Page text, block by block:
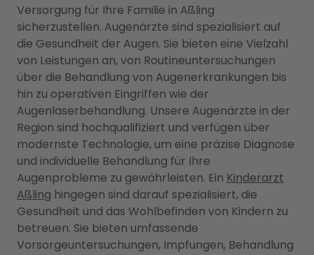
Versorgung für Ihre Familie in Aßling
sicherzustellen. Augenärzte sind spezialisiert auf
die Gesundheit der Augen. Sie bieten eine Vielzahl
von Leistungen an, von Routineuntersuchungen
über die Behandlung von Augenerkrankungen bis
hin zu operativen Eingriffen wie der
Augenlaserbehandlung. Unsere Augenärzte in der
Region sind hochqualifiziert und verfügen über
modernste Technologie, um eine präzise Diagnose
und individuelle Behandlung für Ihre
Augenprobleme zu gewährleisten. Ein Kinderarzt
Aßling hingegen sind darauf spezialisiert, die
Gesundheit und das Wohlbefinden von Kindern zu
betreuen. Sie bieten umfassende
Vorsorgeuntersuchungen, Impfungen, Behandlung